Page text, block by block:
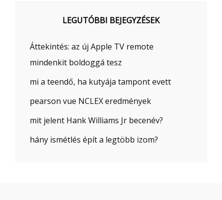
LEGUTÓBBI BEJEGYZÉSEK
Áttekintés: az új Apple TV remote
mindenkit boldoggá tesz
mi a teendő, ha kutyája tampont evett
pearson vue NCLEX eredmények
mit jelent Hank Williams Jr becenév?
hány ismétlés épít a legtöbb izom?